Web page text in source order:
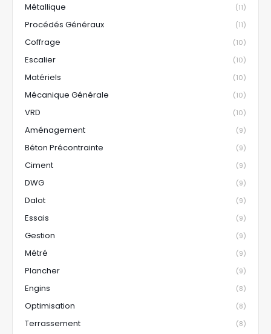
Métallique (11)
Procédés Généraux (11)
Coffrage (10)
Escalier (10)
Matériels (10)
Mécanique Générale (10)
VRD (10)
Aménagement (9)
Béton Précontrainte (9)
Ciment (9)
DWG (9)
Dalot (9)
Essais (9)
Gestion (9)
Métré (9)
Plancher (9)
Engins (8)
Optimisation (8)
Terrassement (8)